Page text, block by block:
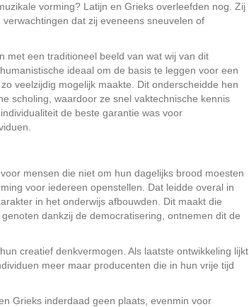
vorming? Latijn en Grieks overleefden nog. Zij
dat zij eveneens sneuvelen of
met een traditioneel beeld van wat wij van dit
ideaal om de basis te leggen voor een
veelzijdig mogelijk maakte. Dit onderscheidde hen
scholing, waardoor ze snel vaktechnische kennis
de beste garantie was voor
mensen die niet om hun dagelijks brood moesten
voor iedereen openstellen. Dat leidde overal in
in het onderwijs afbouwden. Dit maakt die
dankzij de democratisering, ontnemen dit de
creatief denkvermogen. Als laatste ontwikkeling lijkt
meer maar producenten die in hun vrije tijd
Grieks inderdaad geen plaats, evenmin voor